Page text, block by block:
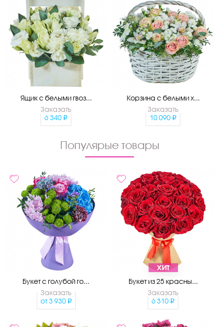
Ящик с белыми гвоз...
Заказать
6 340
Корзина с белыми х...
Заказать
10 090
Популярые товары
Букет с голубой го...
Заказать
от 3 930
ХИТ
Букет из 25 красны...
Заказать
6 310